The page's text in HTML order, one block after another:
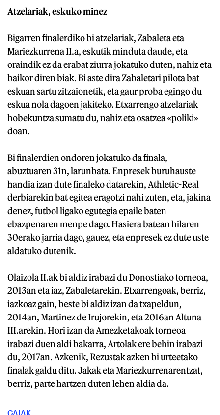
Atzelariak, eskuko minez
Bigarren finalerdiko bi atzelariak, Zabaleta eta
Mariezkurrena II.a, eskutik minduta daude, eta
oraindik ez da erabat ziurra jokatuko duten, nahiz eta
baikor diren biak. Bi aste dira Zabaletari pilota bat
eskuan sartu zitzaionetik, eta gaur proba egingo du
eskua nola dagoen jakiteko. Etxarrengo atzelariak
hobekuntza sumatu du, nahiz eta osatzea «poliki»
doan.
Bi finalerdien ondoren jokatuko da finala,
abuztuaren 31n, larunbata. Enpresek buruhauste
handia izan dute finaleko datarekin, Athletic-Real
derbiarekin bat egitea eragotzi nahi zuten, eta, jakina
denez, futbol ligako egutegia epaile baten
ebazpenaren menpe dago. Hasiera batean hilaren
30erako jarria dago, gauez, eta enpresek ez dute uste
aldatuko dutenik.
Olaizola II.ak bi aldiz irabazi du Donostiako torneoa,
2013an eta iaz, Zabaletarekin. Etxarrengoak, berriz,
iazkoaz gain, beste bi aldiz izan da txapeldun,
2014an, Martinez de Irujorekin, eta 2016an Altuna
III.arekin. Hori izan da Amezketakoak torneoa
irabazi duen aldi bakarra, Artolak ere behin irabazi
du, 2017an. Azkenik, Rezustak azken bi urteetako
finalak galdu ditu. Jakak eta Mariezkurrenarentzat,
berriz, parte hartzen duten lehen aldia da.
GAIAK